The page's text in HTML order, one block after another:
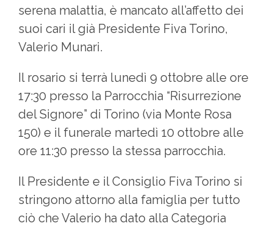
serena malattia, è mancato all’affetto dei
suoi cari il già Presidente Fiva Torino,
Valerio Munari.
Il rosario si terrà lunedì 9 ottobre alle ore
17:30 presso la Parrocchia “Risurrezione
del Signore” di Torino (via Monte Rosa
150) e il funerale martedì 10 ottobre alle
ore 11:30 presso la stessa parrocchia.
Il Presidente e il Consiglio Fiva Torino si
stringono attorno alla famiglia per tutto
ciò che Valerio ha dato alla Categoria